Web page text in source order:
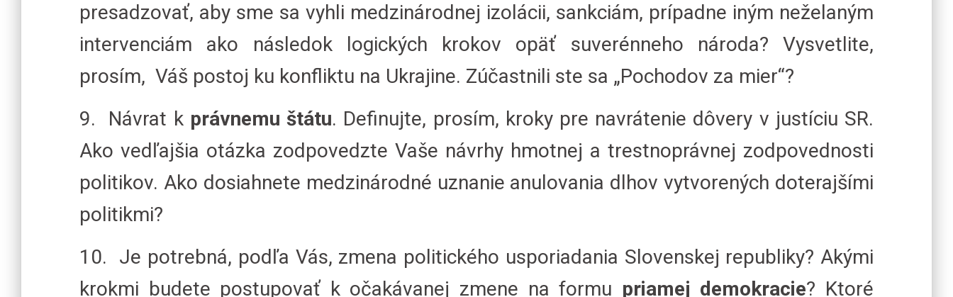
presadzovať, aby sme sa vyhli medzinárodnej izolácii, sankciám, prípadne iným neželaným
intervenciám ako následok logických krokov opäť suverénneho národa? Vysvetlite,
prosím, Váš postoj ku konfliktu na Ukrajine. Zúčastnili ste sa „Pochodov za mier“?
9. Návrat k právnemu štátu. Definujte, prosím, kroky pre navrátenie dôvery v justíciu SR.
Ako vedľajšia otázka zodpovedzte Vaše návrhy hmotnej a trestnoprávnej zodpovednosti
politikov. Ako dosiahnete medzinárodné uznanie anulovania dlhov vytvorených doterajšími
politikmi?
10. Je potrebná, podľa Vás, zmena politického usporiadania Slovenskej republiky? Akými
krokmi budete postupovať k očakávanej zmene na formu priamej demokracie? Ktoré